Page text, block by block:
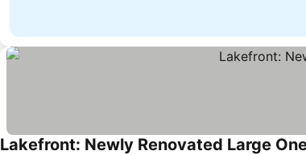
Lakefront: Newly Renovated Large